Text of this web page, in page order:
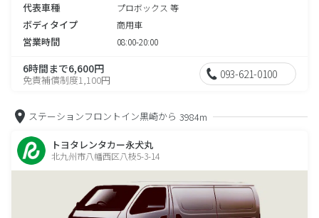
代表車種 プロボックス 等
ボディタイプ 商用車
営業時間 08:00-20:00
6時間まで6,600円
免責補償制度1,100円 093-621-0100
ステーションフロントイン黒崎から 3984m
トヨタレンタカー永犬丸
北九州市八幡西区八枝5-3-14